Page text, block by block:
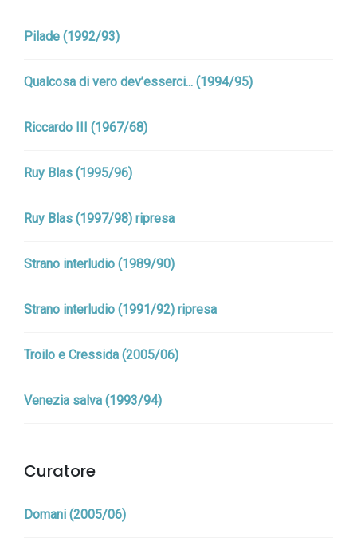
Pilade (1992/93)
Qualcosa di vero dev’esserci... (1994/95)
Riccardo III (1967/68)
Ruy Blas (1995/96)
Ruy Blas (1997/98) ripresa
Strano interludio (1989/90)
Strano interludio (1991/92) ripresa
Troilo e Cressida (2005/06)
Venezia salva (1993/94)
Curatore
Domani (2005/06)